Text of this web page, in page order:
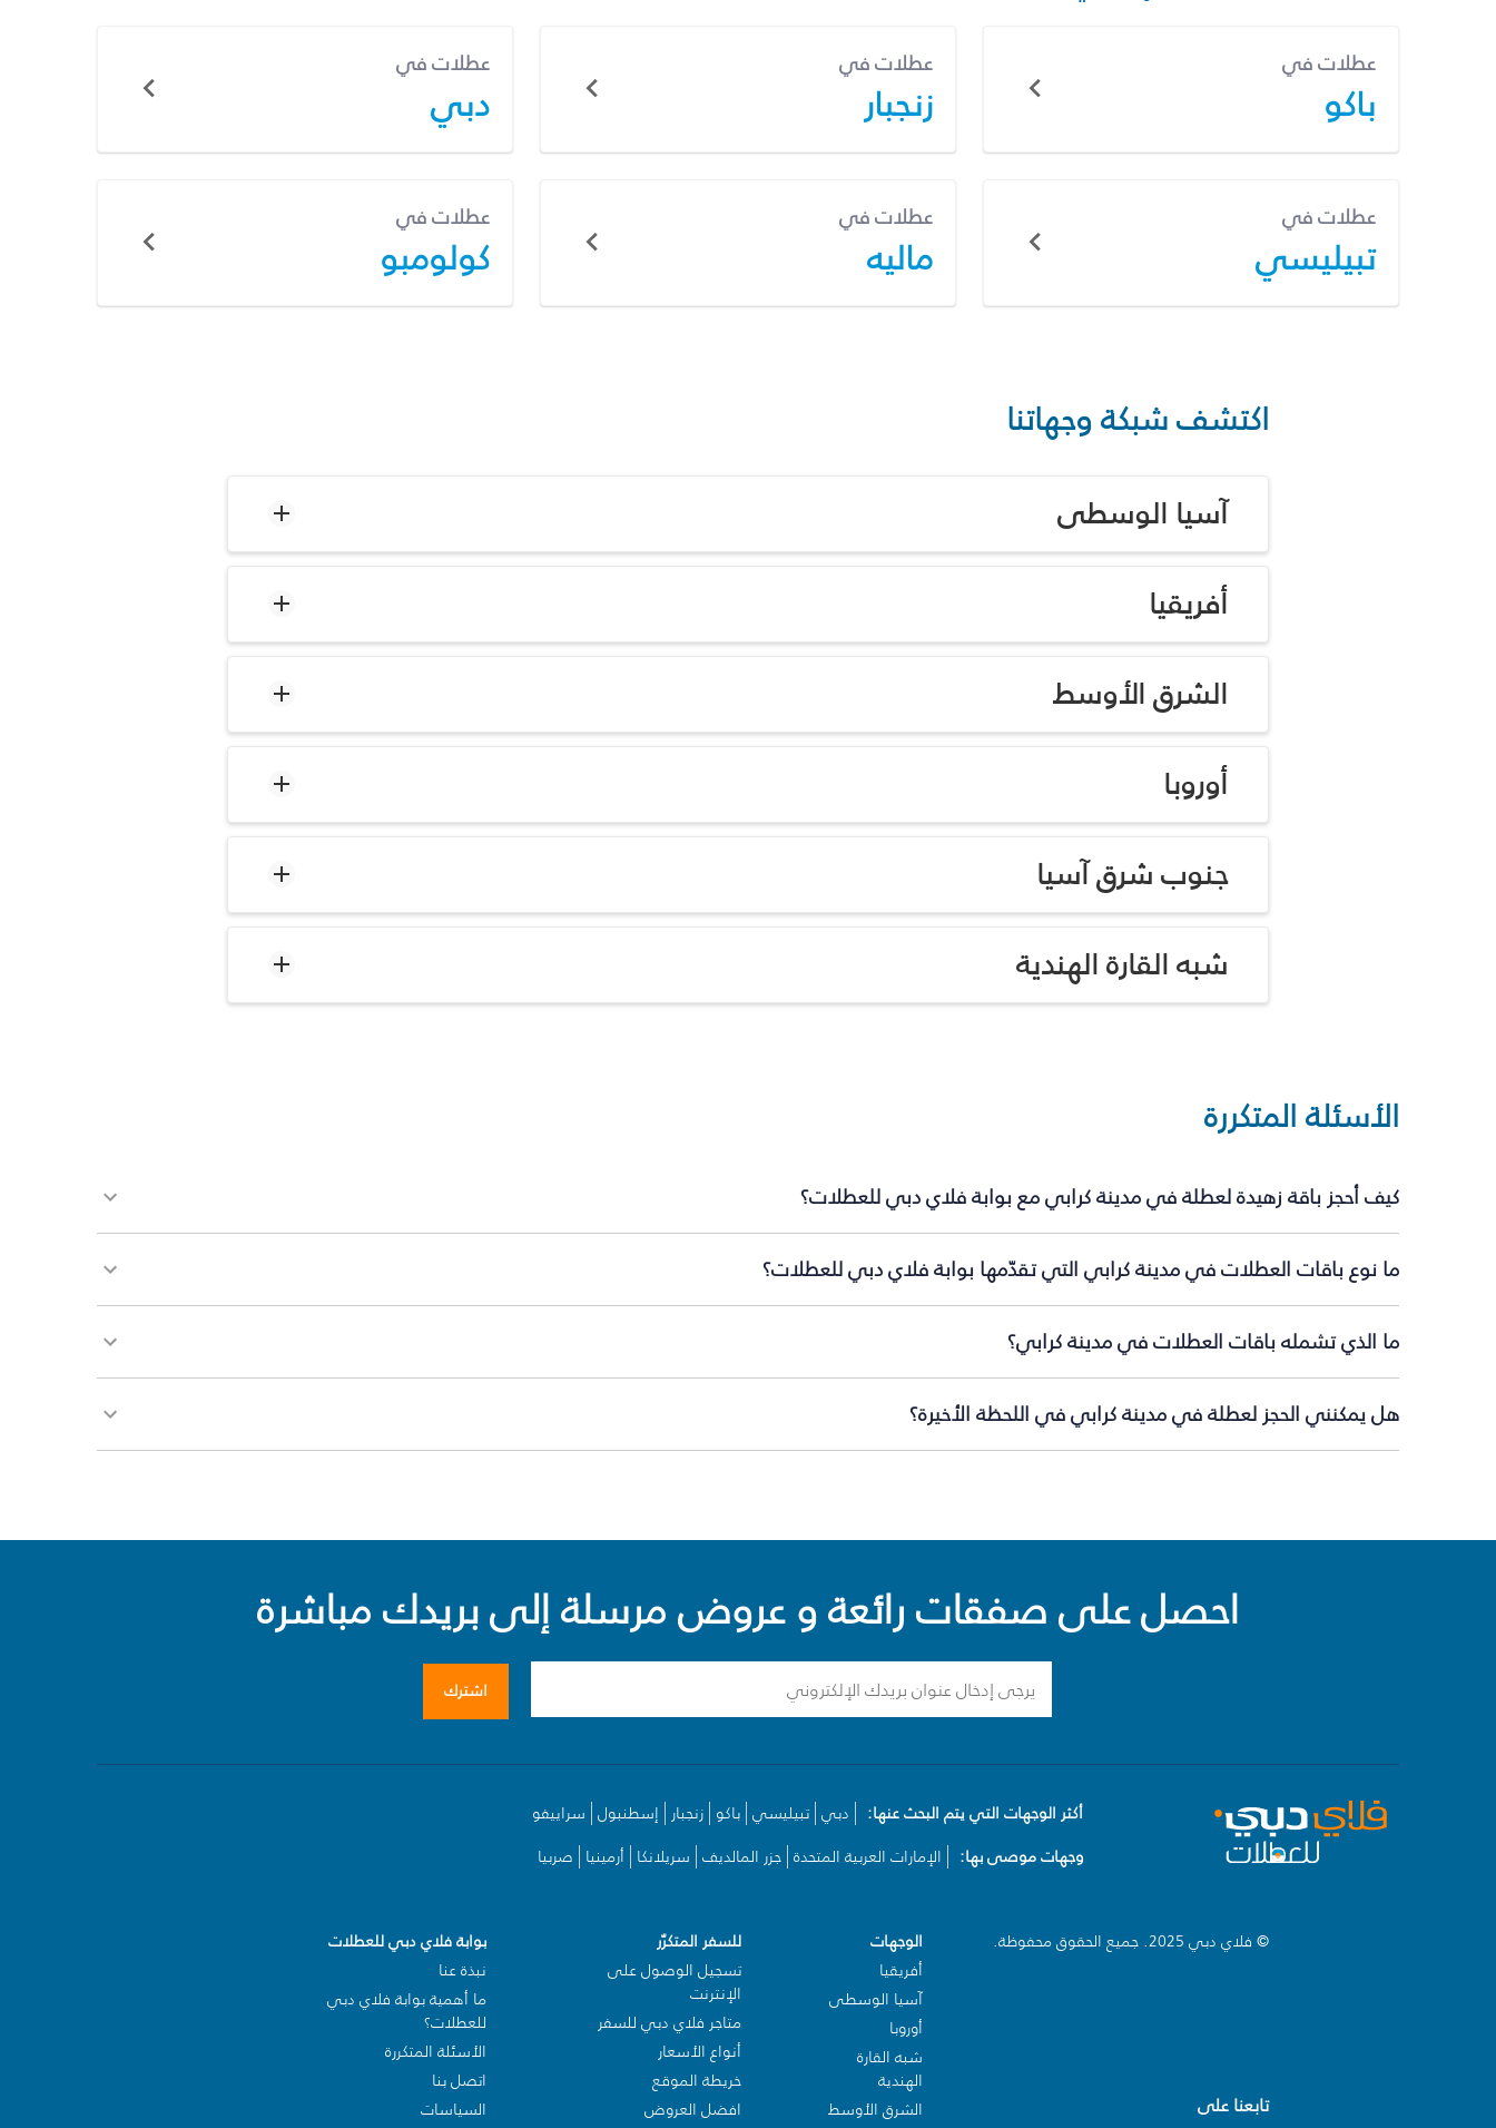
عطلات في
باكو
عطلات في
زنجبار
عطلات في
دبي
عطلات في
تبيليسي
عطلات في
ماليه
عطلات في
كولومبو
اكتشف شبكة وجهاتنا
آسيا الوسطى
أفريقيا
الشرق الأوسط
أوروبا
جنوب شرق آسيا
شبه القارة الهندية
الأسئلة المتكررة
كيف أحجز باقة زهيدة لعطلة في مدينة كرابي مع بوابة فلاي دبي للعطلات؟
ما نوع باقات العطلات في مدينة كرابي التي تقدّمها بوابة فلاي دبي للعطلات؟
ما الذي تشمله باقات العطلات في مدينة كرابي؟
هل يمكنني الحجز لعطلة في مدينة كرابي في اللحظة الأخيرة؟
احصل على صفقات رائعة و عروض مرسلة إلى بريدك مباشرة
اشترك
أكثر الوجهات التي يتم البحث عنها: دبي تبيليسي باكو زنجبار إسطنبول سراييفو
وجهات موصى بها:
الإمارات العربية المتحدة جزر المالديف سريلانكا أرمينيا صربيا
© فلاي دبي 2025. جميع الحقوق محفوظة.
تابعنا على
الوجهات
أفريقيا
آسيا الوسطى
أوروبا
شبه القارة
الهندية
الشرق الأوسط
للسفر المتكرّر
تسجيل الوصول على
الإنترنت
متاجر فلاي دبي للسفر
أنواع الأسعار
خريطة الموقع
افضل العروض
بوابة فلاي دبي للعطلات
نبذة عنا
ما أهمية بوابة فلاي دبي
للعطلات؟
الأسئلة المتكررة
اتصل بنا
السياسات